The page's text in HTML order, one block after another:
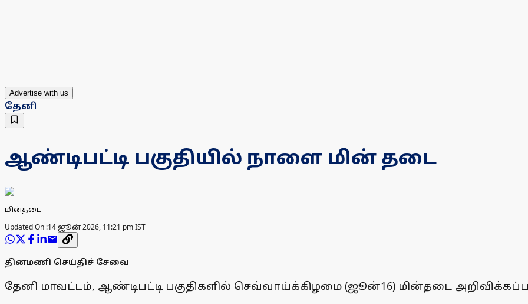
Advertise with us
தேனி
ஆண்டிபட்டி பகுதியில் நாளை மின் தடை
மின்தடை
Updated On :14 ஜூன் 2026, 11:21 pm IST
தினமணி செய்திச் சேவை
தேனி மாவட்டம், ஆண்டிபட்டி பகுதிகளில் செவ்வாய்க்கிழமை (ஜூன்16) மின்தடை